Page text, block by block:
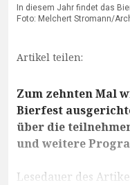
In diesem Jahr findet das
Foto: Melchert Stromann/
Artikel teilen:
Zum zehnten Mal
Bierfest
über die
und weitere
Lesedauer des